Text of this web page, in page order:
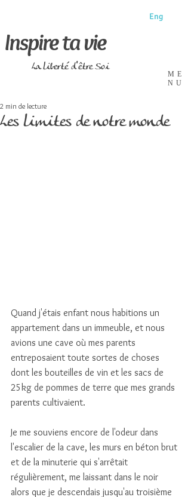
Inspire ta vie
La liberté d'être Soi
ME
NU
Eng
Les limites de notre monde
2 min de lecture
Quand j'étais enfant nous habitions un
appartement dans un immeuble, et nous
avions une cave où mes parents
entreposaient toute sortes de choses
dont les bouteilles de vin et les sacs de
25kg de pommes de terre que mes grands
parents cultivaient.
Je me souviens encore de l'odeur dans
l'escalier de la cave, les murs en béton brut
et de la minuterie qui s'arrêtait
régulièrement, me laissant dans le noir
alors que je descendais jusqu'au troisième